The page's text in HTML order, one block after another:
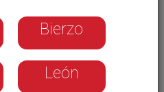
Bierzo
León